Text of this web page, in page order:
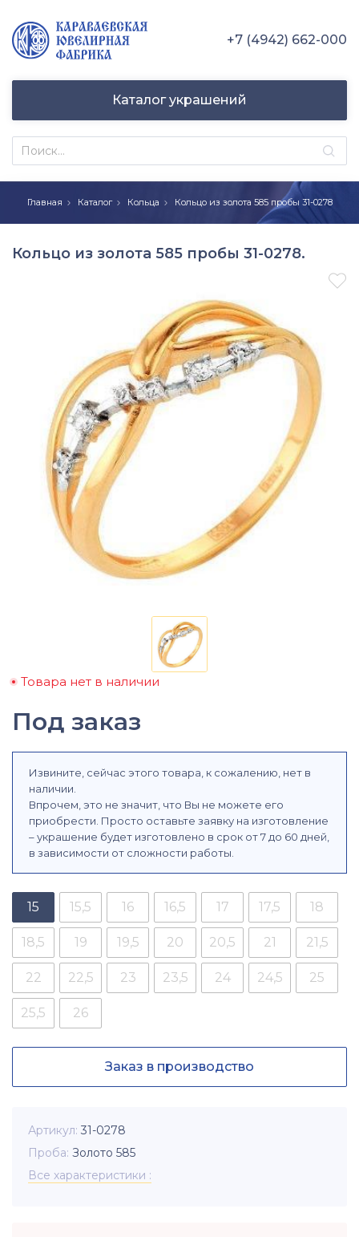
+7 (4942) 662-000
Каталог украшений
Главная Каталог Кольца Кольцо из золота 585 пробы 31-0278
Кольцо из золота 585 пробы 31-0278.

Товара нет в наличии
Под заказ
Извините, сейчас этого товара, к сожалению, нет в
наличии.
Впрочем, это не значит, что Вы не можете его
приобрести. Просто оставьте заявку на изготовление
– украшение будет изготовлено в срок от 7 до 60 дней,
в зависимости от сложности работы.
15 15,5 16 16,5 17 17,5 18
18,5 19 19,5 20 20,5 21 21,5
22 22,5 23 23,5 24 24,5 25
25,5 26
Заказ в производство
Артикул 31-0278
Проба Золото 585
Все характеристики